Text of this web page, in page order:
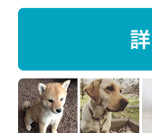
@amearisu